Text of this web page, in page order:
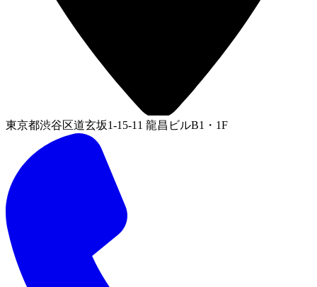
東京都渋谷区道玄坂1-15-11 龍昌ビルB1・1F